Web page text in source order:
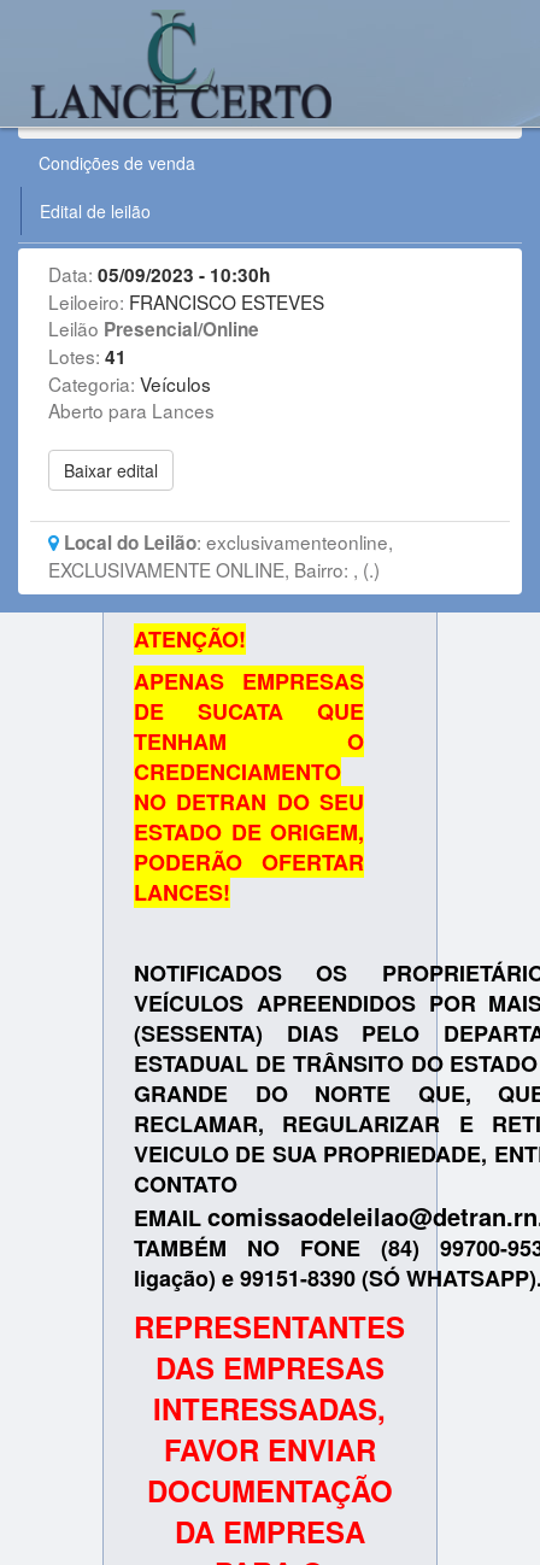
Leilão:050923SUC
Condições de venda
Edital de leilão
Data: 05/09/2023 - 10:30h
Leiloeiro: FRANCISCO ESTEVES
Leilão Presencial/Online
Lotes: 41
Categoria: Veículos
Aberto para Lances
Baixar edital
Local do Leilão: exclusivamenteonline,
EXCLUSIVAMENTE ONLINE, Bairro: , (.)
ATENÇÃO!
APENAS EMPRESAS
DE SUCATA QUE
TENHAM O
CREDENCIAMENTO
NO DETRAN DO SEU
ESTADO DE ORIGEM,
PODERÃO OFERTAR
LANCES!
NOTIFICADOS OS
VEÍCULOS APREENDIDOS POR
(SESSENTA) DIAS PELO
ESTADUAL DE TRÂNSITO DO
GRANDE DO NORTE QUE,
RECLAMAR, REGULARIZAR E
VEICULO DE SUA PROPRIEDADE,
CONTATO
EMAIL
TAMBÉM NO FONE (84) 99700-
ligação) e 99151-8390 (SÓ
REPRESENTANTES
DAS EMPRESAS
INTERESSADAS,
FAVOR ENVIAR
DOCUMENTAÇÃO
DA EMPRESA